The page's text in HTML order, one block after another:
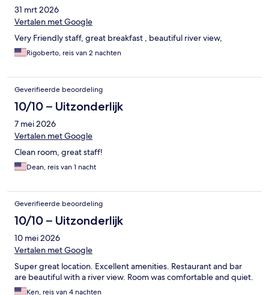
31 mrt 2026
Vertalen met Google
Very Friendly staff, great breakfast , beautiful river view,
Rigoberto, reis van 2 nachten
Geverifieerde beoordeling
10/10 – Uitzonderlijk
7 mei 2026
Vertalen met Google
Clean room, great staff!
Dean, reis van 1 nacht
Geverifieerde beoordeling
10/10 – Uitzonderlijk
10 mei 2026
Vertalen met Google
Super great location. Excellent amenities. Restaurant and bar
are beautiful with a river view. Room was comfortable and quiet.
Ken, reis van 4 nachten